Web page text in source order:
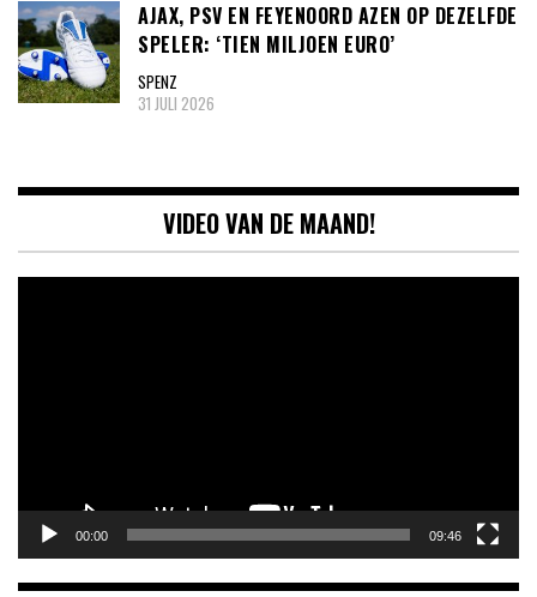
AJAX, PSV EN FEYENOORD AZEN OP DEZELFDE
SPELER: ‘TIEN MILJOEN EURO’
SPENZ
31 JULI 2026
VIDEO VAN DE MAAND!
00:00 09:46